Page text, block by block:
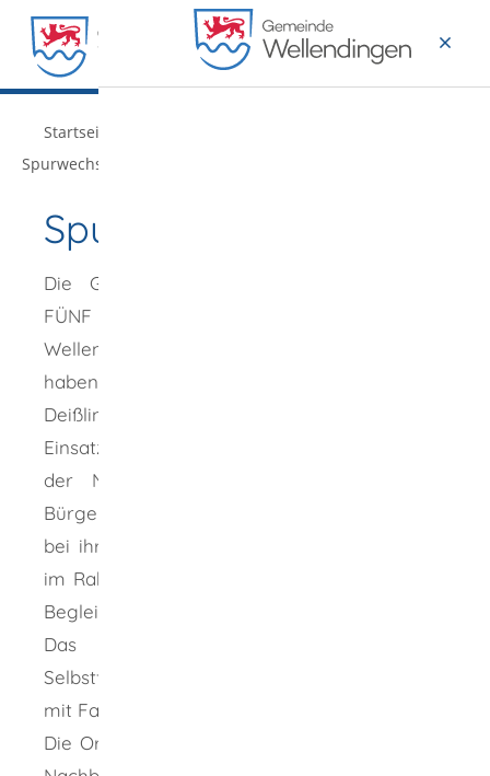
Startseite
Spurwechsel
Spurwechsel
Die Gemeinden der Nachhaltigkeitsregion
FÜNF G Aldingen, Denkingen, Frittlingen und
Wellendingen sowie die Gemeinde Balgheim
haben sich jeweils ein E-Mobil angeschafft. In
Deißlingen ist ein solches Fahrzeug bereits im
Einsatz. Diese Fahrzeuge können im Sinne
der Nachhaltigkeit von Bürgerinnen und
Bürgern genutzt werden, die beispielsweise
bei ihren Arztbesuchen oder beim Einkaufen
im Rahmen der Nachbarschaftshilfe auf eine
Begleitung angewiesen sind.
Das Fahrzeug wird jedoch nicht an
Selbstfahrer verliehen, sondern es kann nur
mit Fahrer gebucht werden.
Die Organisation der Fahrten übernimmt der